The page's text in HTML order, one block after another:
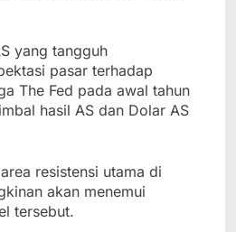
yang tangguh
pasar terhadap
The Fed pada awal tahun
hasil AS dan Dolar AS
resistensi utama di
akan menemui
tersebut.